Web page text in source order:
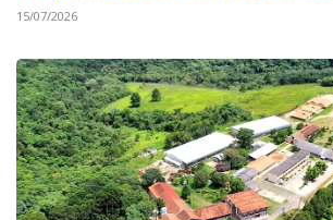
15/07/2026